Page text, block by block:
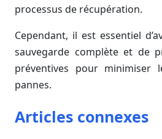
processus de récupération.
Cependant, il est essentiel
sauvegarde complète et de
préventives pour minimiser
pannes.
Articles connexes